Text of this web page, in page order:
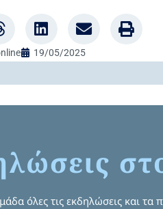
19/05/2025
όλες τις εκδηλώσεις και τα